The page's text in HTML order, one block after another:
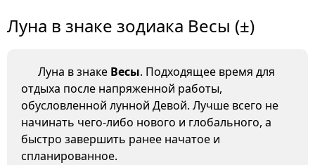
Луна в знаке зодиака Весы (±)
Луна в знаке Весы. Подходящее время для
отдыха после напряженной работы,
обусловленной лунной Девой. Лучше всего не
начинать чего-либо нового и глобального, а
быстро завершить ранее начатое и
спланированное.